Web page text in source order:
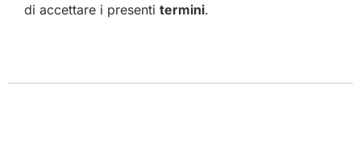
di accettare i presenti termini.